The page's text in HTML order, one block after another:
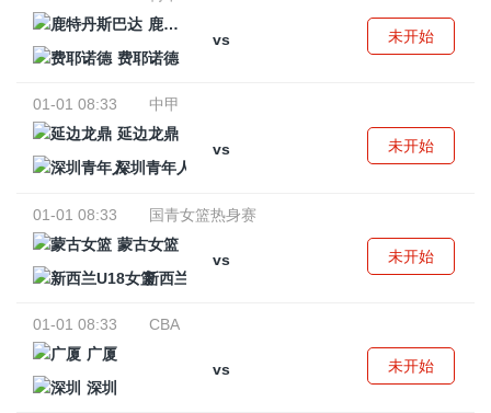
鹿特丹斯巴达
vs
费耶诺德
未开始
01-01 08:33
中甲
延边龙鼎
vs
深圳青年人
未开始
01-01 08:33
国青女篮热身赛
蒙古女篮
vs
新西兰U18女篮
未开始
01-01 08:33
CBA
广厦
vs
深圳
未开始